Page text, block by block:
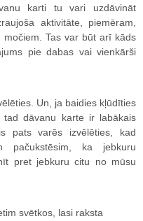
karti tu vari uzdāvināt
aktivitāte, piemēram,
Tas var būt arī kāds
pie dabas vai vienkārši
Un, ja baidies kļūdīties
tad dāvanu karte ir labākais
pats varēs izvēlēties, kad
pačukstēsim, ka jebkuru
pret jebkuru citu no mūsu
svētkos, lasi raksta